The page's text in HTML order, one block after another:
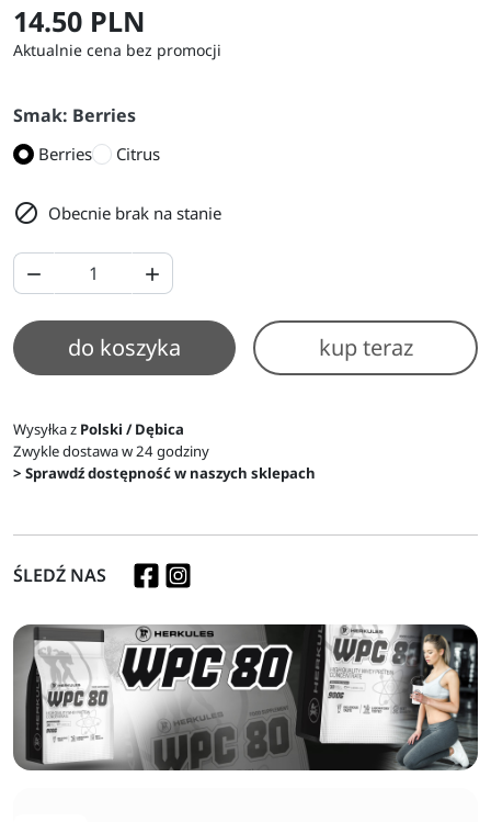
14.50 PLN
Aktualnie cena bez promocji
Smak: Berries
Berries Citrus
 Obecnie brak na stanie
 
do koszyka kup teraz
Wysyłka z Polski / Dębica
Zwykle dostawa w 24 godziny
> Sprawdź dostępność w naszych sklepach
ŚLEDŹ NAS